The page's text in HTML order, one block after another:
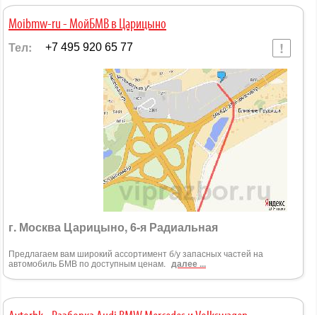
Moibmw-ru - МойБМВ в Царицыно
Тел: +7 495 920 65 77
г. Москва Царицыно, 6-я Радиальная
Предлагаем вам широкий ассортимент б/у запасных частей на
автомобиль БМВ по доступным ценам. далее ...